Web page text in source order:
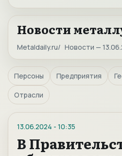
Новости
Metaldaily.ru Новости —
Персоны Предприятия
Отрасли
13.06.2024 - 10:35
В